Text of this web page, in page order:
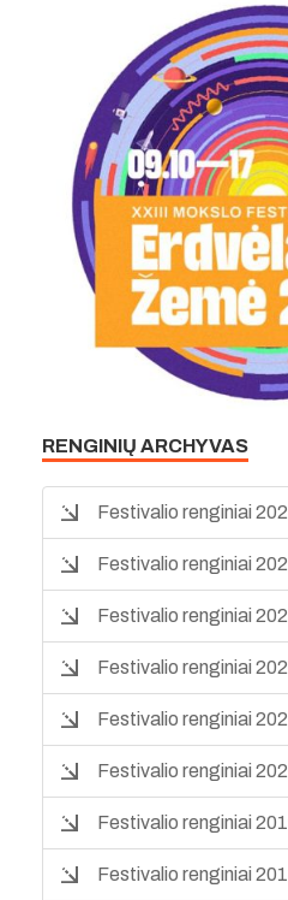
RENGINIŲ ARCHYVAS
Festivalio renginiai
Festivalio renginiai
Festivalio renginiai
Festivalio renginiai
Festivalio renginiai
Festivalio renginiai
Festivalio renginiai
Festivalio renginiai